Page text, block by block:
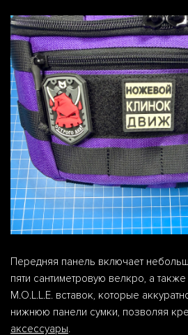
Передняя панель включает
пяти сантиметровую велкро, а
M.O.L.L.E. вставок, которые
нижнюю панели сумки, позволяя
аксессуары.